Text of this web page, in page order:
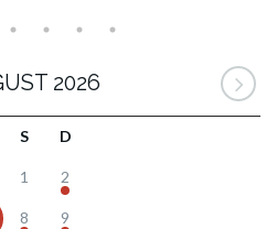
2026
S D
1 2
8 9